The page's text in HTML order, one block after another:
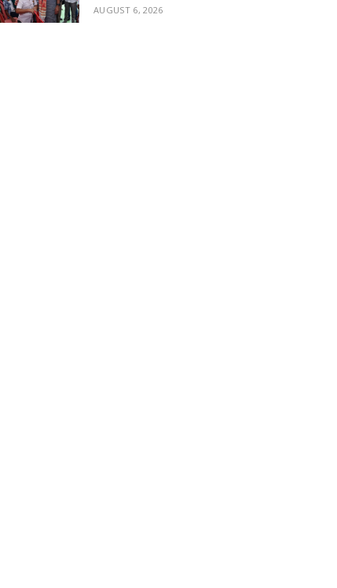
AUGUST 6, 2026